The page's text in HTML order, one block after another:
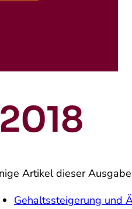
Artikel dieser
Gehaltssteigerung und